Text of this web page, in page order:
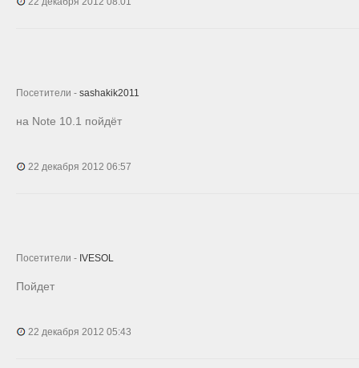
Посетители - sashakik2011
на Note 10.1 пойдёт
22 декабря 2012 06:57
Посетители - IVESOL
Пойдет
22 декабря 2012 05:43